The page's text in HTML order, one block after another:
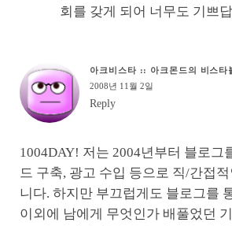
회를 갖게 되어 너무도 기쁘
아크비스타 :: 아크몬드의 비스타
2008년 11월 2일
Reply
1004DAY! 저는 2004년부터 블로그
드 구축, 광고 수입 등으로 직/간접
니다. 하지만 부끄럽게도 블로그를
이외에 남에게 무엇인가 배풀었던